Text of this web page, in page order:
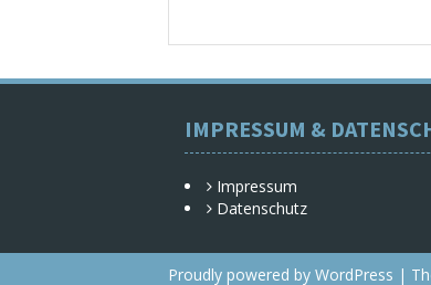
IMPRESSUM &
Impressum
Datenschutz
Proudly powered by WordPress |